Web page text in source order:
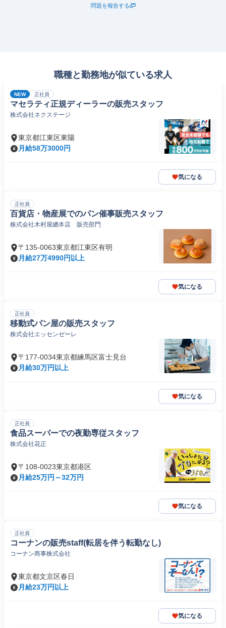
問題を報告する
職種と勤務地が似ている求人
NEW 正社員
マセラティ正規ディーラーの販売スタッフ
株式会社ネクステージ
東京都江東区東陽
月給58万3000円
気になる
正社員
百貨店・物産展でのパン催事販売スタッフ
株式会社木村屋總本店 販売部門
〒135-0063東京都江東区有明
月給27万4990円以上
気になる
正社員
移動式パン屋の販売スタッフ
株式会社エッセンゼーレ
〒177-0034東京都練馬区富士見台
月給30万円以上
気になる
正社員
食品スーパーでの夜勤専従スタッフ
株式会社花正
〒108-0023東京都港区
月給25万円～32万円
気になる
正社員
コーナンの販売staff(転居を伴う転勤なし)
コーナン商事株式会社
東京都文京区春日
月給23万円以上
気になる